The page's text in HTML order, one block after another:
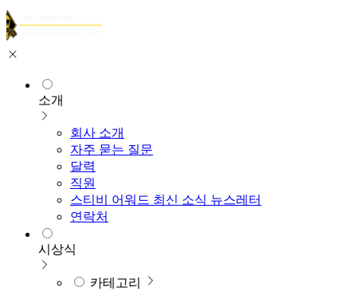
소개
회사 소개
자주 묻는 질문
달력
직원
스티비 어워드 최신 소식 뉴스레터
연락처
시상식
카테고리